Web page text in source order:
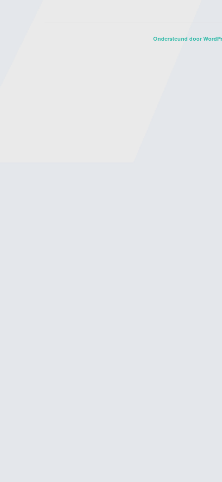
Ondersteund door